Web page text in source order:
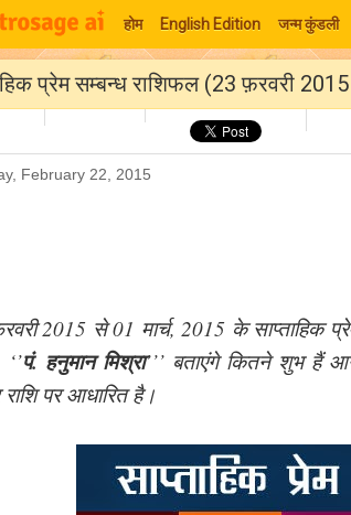
होम English Edition जन्म कुंडली
प्रेम सम्बन्ध राशिफल (23 फ़रवरी
February 22, 2015
2015 से 01 मार्च, 2015 के साप्ताहिक
पं. हनुमान मिश्रा’’’ बताएंगे कितने शुभ हैं
राशि पर आधारित है।